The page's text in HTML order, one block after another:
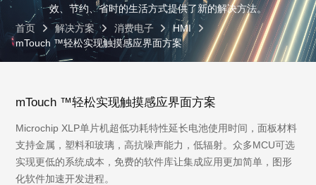
效、节约、省时的生活方式提供了新的解决方法。
首页
解决方案 消费电子
HMI
mTouch ™轻松实现触摸感应界面方案
mTouch ™轻松实现触摸感应界面方案
Microchip XLP单片机超低功耗特性延长电池使用时间，面板材料
支持金属，塑料和玻璃，高抗噪声能力，低辐射。众多MCU可选
实现更低的系统成本，免费的软件库让集成应用更加简单，图形
化软件加速开发进程。